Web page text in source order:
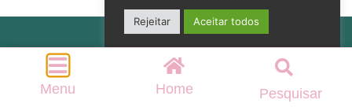
Política de privacidade
2026 – Andreza Goulart – Todos os direitos reservados
Rejeitar Aceitar todos
Menu Home Pesquisar